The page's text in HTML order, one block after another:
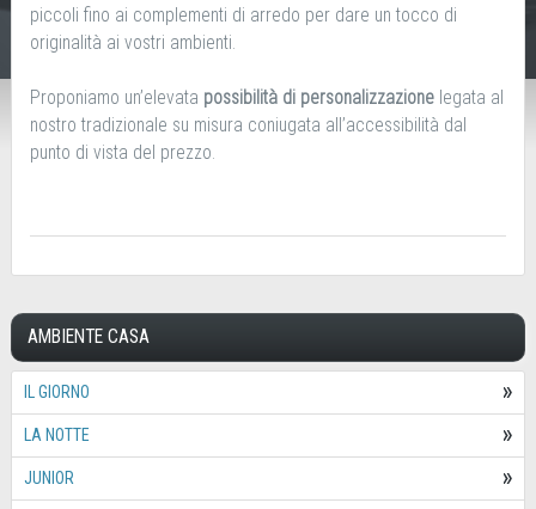
piccoli fino ai complementi di arredo per dare un tocco di
originalità ai vostri ambienti.
Proponiamo un’elevata possibilità di personalizzazionelegata al
nostro tradizionale su misura coniugata all’accessibilità dal
punto di vista del prezzo.
AMBIENTE CASA
IL GIORNO
LA NOTTE
JUNIOR